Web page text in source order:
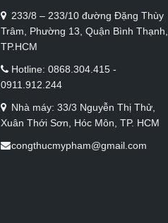
233/8 – 233/10 đường Đặng Thùy
Trâm, Phường 13, Quận Bình Thạnh,
TP.HCM
Hotline: 0868.304.415 -
0911.912.244
Nhà máy: 33/3 Nguyễn Thị Thử,
Xuân Thới Sơn, Hóc Môn, TP. HCM
congthucmypham@gmail.com